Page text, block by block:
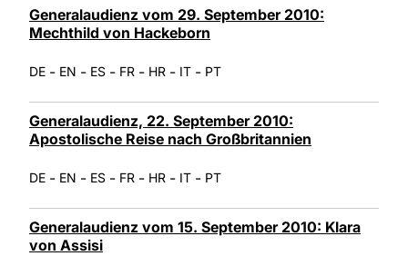
Generalaudienz vom 29. September 2010:
Mechthild von Hackeborn
DE - EN - ES - FR - HR - IT - PT
Generalaudienz, 22. September 2010:
Apostolische Reise nach Großbritannien
DE - EN - ES - FR - HR - IT - PT
Generalaudienz vom 15. September 2010: Klara
von Assisi